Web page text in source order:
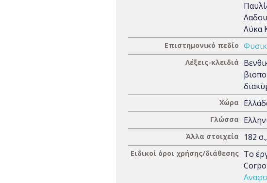
Λύκα
Επιστημονικό πεδίο
Λέξεις-κλειδιά
Χώρα
Γλώσσα
Άλλα στοιχεία 182
Ειδικοί όροι χρήσης/διάθεσης Το